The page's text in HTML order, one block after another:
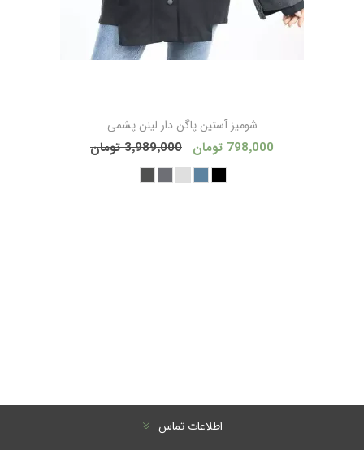
شوميز آستين پاگن دار لينن پشمی
798٬000 تومان 3٬989٬000 تومان
اطلاعات تماس